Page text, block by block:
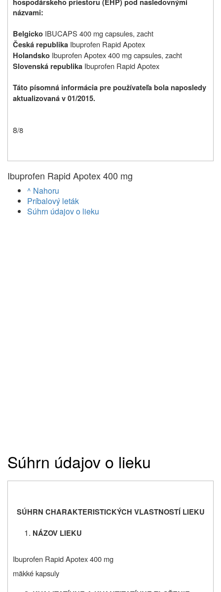
názvami:
Belgicko IBUCAPS 400 mg capsules, zacht
Česká republika Ibuprofen Rapid Apotex
Holandsko Ibuprofen Apotex 400 mg capsules, zacht
Slovenská republika Ibuprofen Rapid Apotex
Táto písomná informácia pre používateľa bola naposledy
aktualizovaná v 01/2015.
8/8
Ibuprofen Rapid Apotex 400 mg
^ Nahoru
Príbalový leták
Súhrn údajov o lieku
Súhrn údajov o lieku
SÚHRN CHARAKTERISTICKÝCH VLASTNOSTÍ LIEKU
NÁZOV LIEKU
Ibuprofen Rapid Apotex 400 mg
mäkké kapsuly